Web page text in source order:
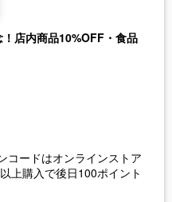
！店内商品10%OFF・食品
コードはオンラインストア
上購入で後日100ポイント